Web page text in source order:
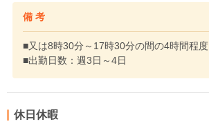
備 考
■又は8時30分～17時30分の間の4時間程度
■出勤日数：週3日～4日
休日休暇